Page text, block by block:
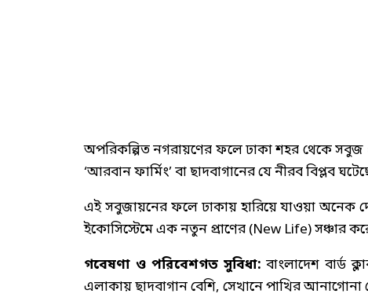
অপরিকল্পিত নগরায়ণের ফলে ঢাকা শহর থেকে সবুজ
‘আরবান ফার্মিং’ বা ছাদবাগানের যে নীরব বিপ্লব
এই সবুজায়নের ফলে ঢাকায় হারিয়ে যাওয়া
ইকোসিস্টেমে এক নতুন প্রাণের (New Life) সঞ্চার
গবেষণা ও পরিবেশগত সুবিধা: বাংলাদেশ বার্ড
এলাকায় ছাদবাগান বেশি, সেখানে পাখির আনাগোনা